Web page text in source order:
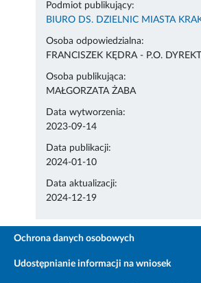
Podmiot publikujący:
BIURO DS. DZIELNIC MIASTA
Osoba odpowiedzialna:
FRANCISZEK KĘDRA - P.O.
Osoba publikująca:
MAŁGORZATA ŻABA
Data wytworzenia:
2023-09-14
Data publikacji:
2024-01-10
Data aktualizacji:
2024-12-19
Ochrona danych osobowych
Udostępnianie informacji na wniosek